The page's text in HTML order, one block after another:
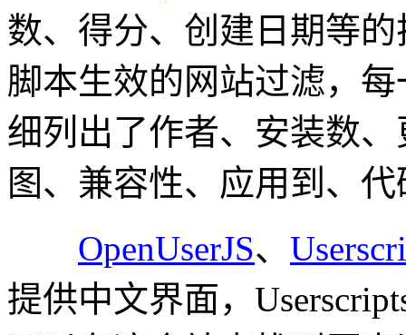
数、得分、创建日期等
脚本生效的网站过滤，
细列出了作者、安装数
图、兼容性、应用到、
OpenUserJS、
提供中文界面，